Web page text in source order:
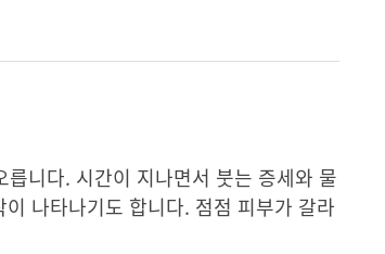
니다. 시간이 지나면서 붓는 증세와 물
나타나기도 합니다. 점점 피부가 갈라